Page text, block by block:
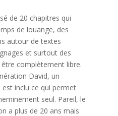
de 20 chapitres qui
de louange, des
autour de textes
et surtout des
complètement libre.
David, un
inclu ce qui permet
seul. Pareil, le
a plus de 20 ans mais